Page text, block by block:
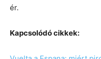
ér.
Kapcsolódó cikkek: